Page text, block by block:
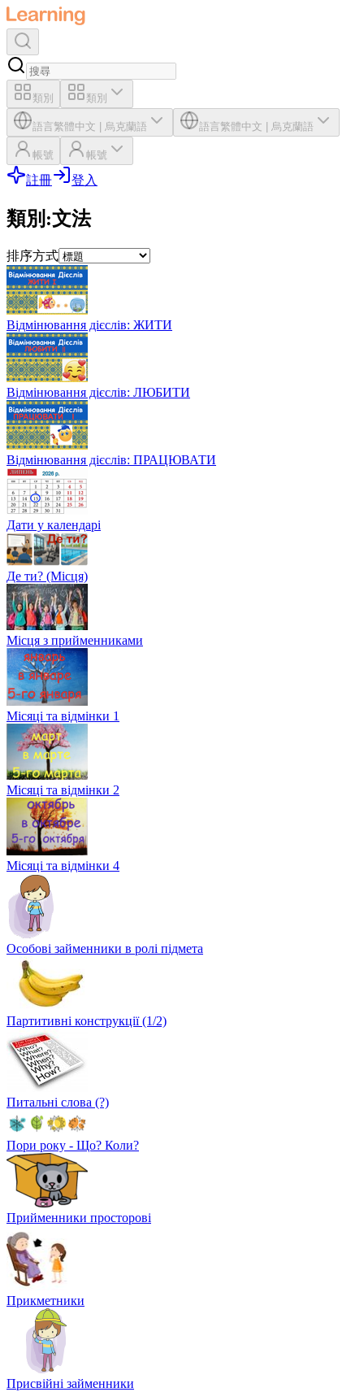
類別 類別
語言繁體中文 烏克蘭語 語言繁體中文 烏克蘭語
帳號 帳號
註冊 登入
類別 :文法
排序方式
Відмінювання дієслів: ЖИТИ
Відмінювання дієслів: ЛЮБИТИ
Відмінювання дієслів: ПРАЦЮВАТИ
Дати у календарі
Де ти? (Місця)
Місця з прийменниками
Місяці та відмінки 1
Місяці та відмінки 2
Місяці та відмінки 4
Особові займенники в ролі підмета
Партитивні конструкції (1/2)
Питальні слова (?)
Пори року - Що? Коли?
Прийменники просторові
Прикметники
Присвійні займенники